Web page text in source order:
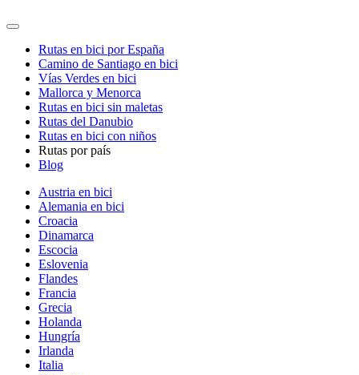
Rutas en bici por España
Camino de Santiago en bici
Vías Verdes en bici
Mallorca y Menorca
Rutas en bici sin maletas
Rutas del Danubio
Rutas en bici con niños
Rutas por país
Blog
Austria en bici
Alemania en bici
Croacia
Dinamarca
Escocia
Eslovenia
Flandes
Francia
Grecia
Holanda
Hungría
Irlanda
Italia